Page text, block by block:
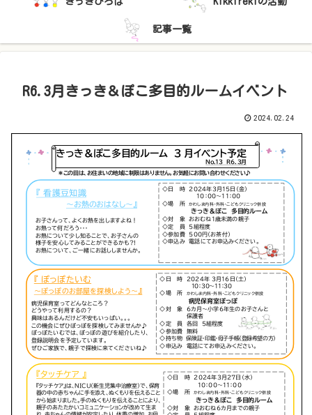
記事一覧
R6.3月きっき＆ぽこ多目的ルームイベント
2024.02.24